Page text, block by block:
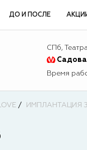
ДО И ПОСЛЕ
СПб,
Время
ИМПЛАНТАЦИЯ